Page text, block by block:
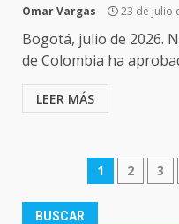
Omar Vargas 23 de julio
Bogotá, julio de 2026.
de Colombia ha
LEER MÁS
NAVEGACIÓN
DE
ENTRADAS
1 2 3
BUSCAR